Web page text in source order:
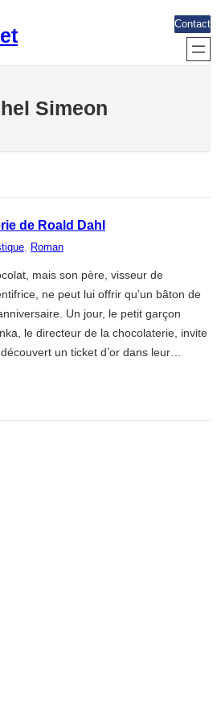
Contact
Simeon
de Roald Dahl
, Roman
mais son père, visseur de
ne peut lui offrir qu’un bâton de
Un jour, le petit garçon
le directeur de la chocolaterie, invite
un ticket d’or dans leur…